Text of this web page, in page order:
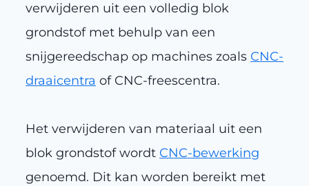
verwijderen uit een volledig blok
grondstof met behulp van een
snijgereedschap op machines zoals CNC-
draaicentra of CNC-freescentra.
Het verwijderen van materiaal uit een
blok grondstof wordt CNC-bewerking
genoemd. Dit kan worden bereikt met